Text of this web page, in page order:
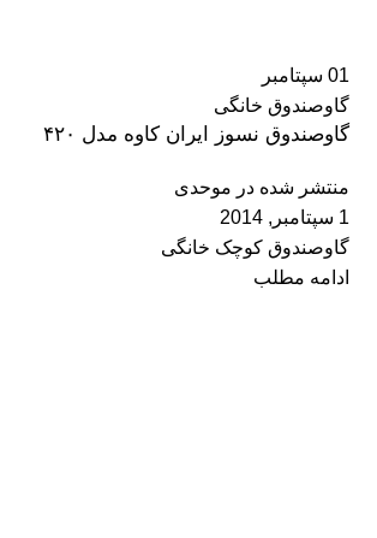
01 سپتامبر
گاوصندوق خانگی
گاوصندوق نسوز ایران کاوه مدل ۴۲۰
منتشر شده در موحدی
1 سپتامبر, 2014
گاوصندوق کوچک خانگی
ادامه مطلب